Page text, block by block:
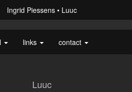
Ingrid Piessens Luuc
links contact
Luuc